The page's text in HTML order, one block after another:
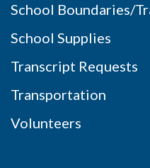
School Boundaries/
School Supplies
Transcript Requests
Transportation
Volunteers